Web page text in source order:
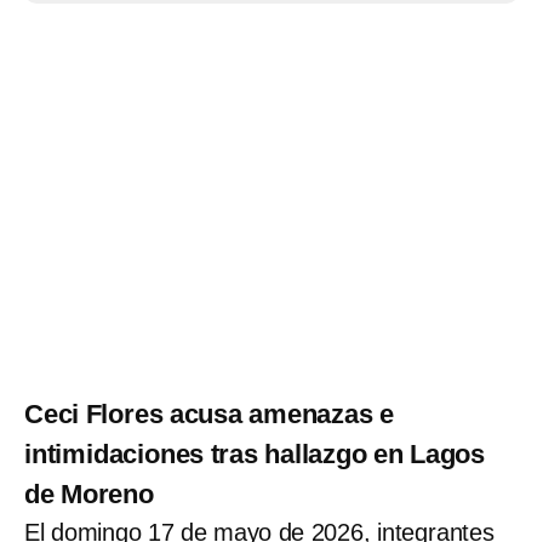
Ceci Flores acusa amenazas e
intimidaciones tras hallazgo en Lagos
de Moreno
El domingo 17 de mayo de 2026, integrantes